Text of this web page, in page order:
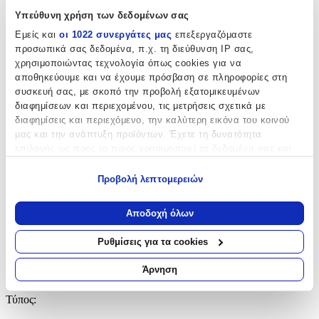
Υπεύθυνη χρήση των δεδομένων σας
Εμείς και οι 1022 συνεργάτες μας επεξεργαζόμαστε
προσωπικά σας δεδομένα, π.χ. τη διεύθυνση IP σας,
χρησιμοποιώντας τεχνολογία όπως cookies για να
αποθηκεύουμε και να έχουμε πρόσβαση σε πληροφορίες στη
συσκευή σας, με σκοπό την προβολή εξατομικευμένων
διαφημίσεων και περιεχομένου, τις μετρήσεις σχετικά με
διαφημίσεις και περιεχόμενο, την καλύτερη εικόνα του κοινού
μας και την ανάπτυξη προϊόντων. Έχετε τη δυνατότητα
Να συλλέξουμε πληροφορίες σχετικά με τη γεωγραφική
σας τοποθεσία, οι οποίες μπορεί να είναι ακριβείς σε
απόσταση μερικών μέτρων
Να αναγνωρίσουμε τη συσκευή σας σαρώνοντας ενεργά
για συγκεκριμένα χαρακτηριστικά (δακτυλικό αποτύπωμα)
Μάθετε περισσότερα σχετικά με τον τρόπο επεξεργασίας των
προσωπικών σας δεδομένων και καθορίστε τις προτιμήσεις σας
Προβολή λεπτομερειών
Αποδοχή όλων
Ρυθμίσεις για τα cookies
Άρνηση
OEM
Βασικά Χαρακτηριστικά
Υλικό:
Ασήμι
Δίχρωμη:
Φύλο
Τύπος: